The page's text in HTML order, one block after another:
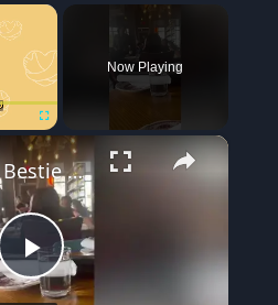
×
Fullscreen
Now Playing
×
Play
Childhood Bestie Who Moved Away Surprises Friend In Restaurant | Happily TV